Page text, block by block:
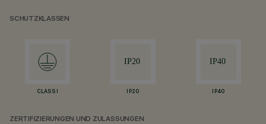
SCHUTZKLASSEN
CLASS I IP20 IP40
ZERTIFIZIERUNGEN UND ZULASSUNGEN